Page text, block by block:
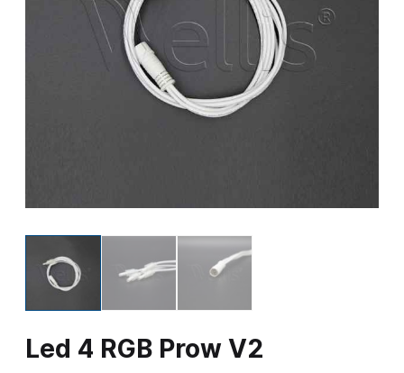
Led 4 RGB Prow V2